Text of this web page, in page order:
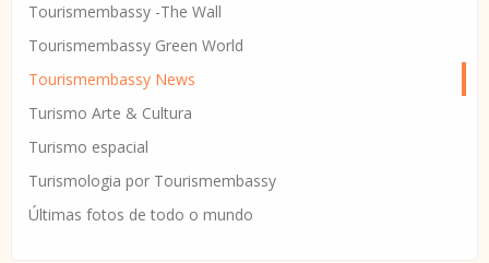
Tourismembassy -The Wall
Tourismembassy Green World
Tourismembassy News
Turismo Arte & Cultura
Turismo espacial
Turismologia por Tourismembassy
Últimas fotos de todo o mundo